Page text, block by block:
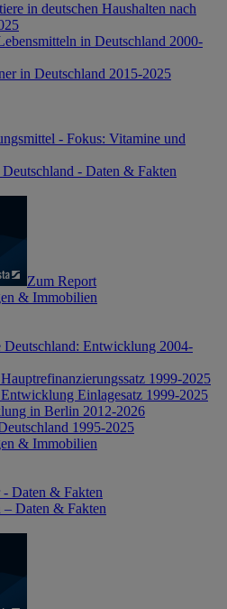
in deutschen Haushalten nach
in Deutschland 2000-
in Deutschland 2015-2025
- Fokus: Vitamine und
- Daten & Fakten
Zum Report
& Immobilien
Deutschland: Entwicklung 2004-
1999-2025
Einlagesatz 1999-2025
in Berlin 2012-2026
1995-2025
& Immobilien
Daten & Fakten
Daten & Fakten